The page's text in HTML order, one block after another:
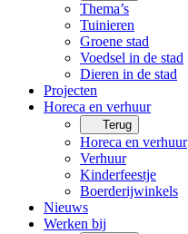
Thema’s
Tuinieren
Groene stad
Voedsel in de stad
Dieren in de stad
Projecten
Horeca en verhuur
Terug
Horeca en verhuur
Verhuur
Kinderfeestje
Boerderijwinkels
Nieuws
Werken bij